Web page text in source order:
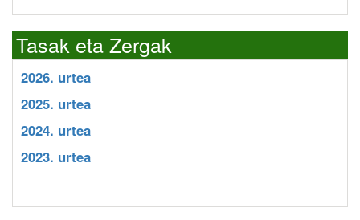
Tasak eta Zergak
2026. urtea
2025. urtea
2024. urtea
2023. urtea